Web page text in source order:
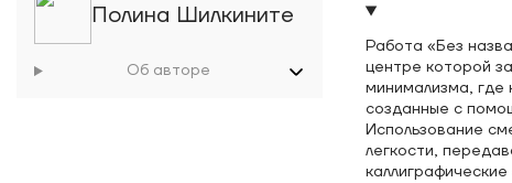
Полина Шилкините
Об авторе
Работа «Без
центре которой
минимализма, где
созданные с
Использование
легкости,